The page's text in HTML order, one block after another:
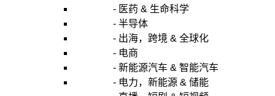
- 医药 & 生命科学
- 半导体
- 出海，跨境 & 全球化
- 电商
- 新能源汽车 & 智能汽车
- 电力，新能源 & 储能